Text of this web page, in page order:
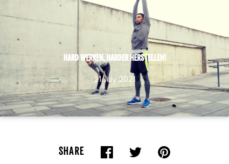
HARD WERKEN, HARDER HERSTELLEN!
21 July 2021
SHARE